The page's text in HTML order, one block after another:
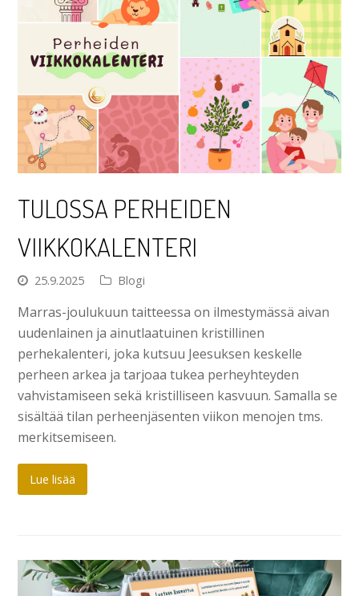
TULOSSA PERHEIDEN
VIIKKOKALENTERI
25.9.2025 Blogi
Marras-joulukuun taitteessa on ilmestymässä aivan
uudenlainen ja ainutlaatuinen kristillinen
perhekalenteri, joka kutsuu Jeesuksen keskelle
perheen arkea ja tarjoaa tukea perheyhteyden
vahvistamiseen sekä kristilliseen kasvuun. Samalla se
sisältää tilan perheenjäsenten viikon menojen tms.
merkitsemiseen.
Lue lisää